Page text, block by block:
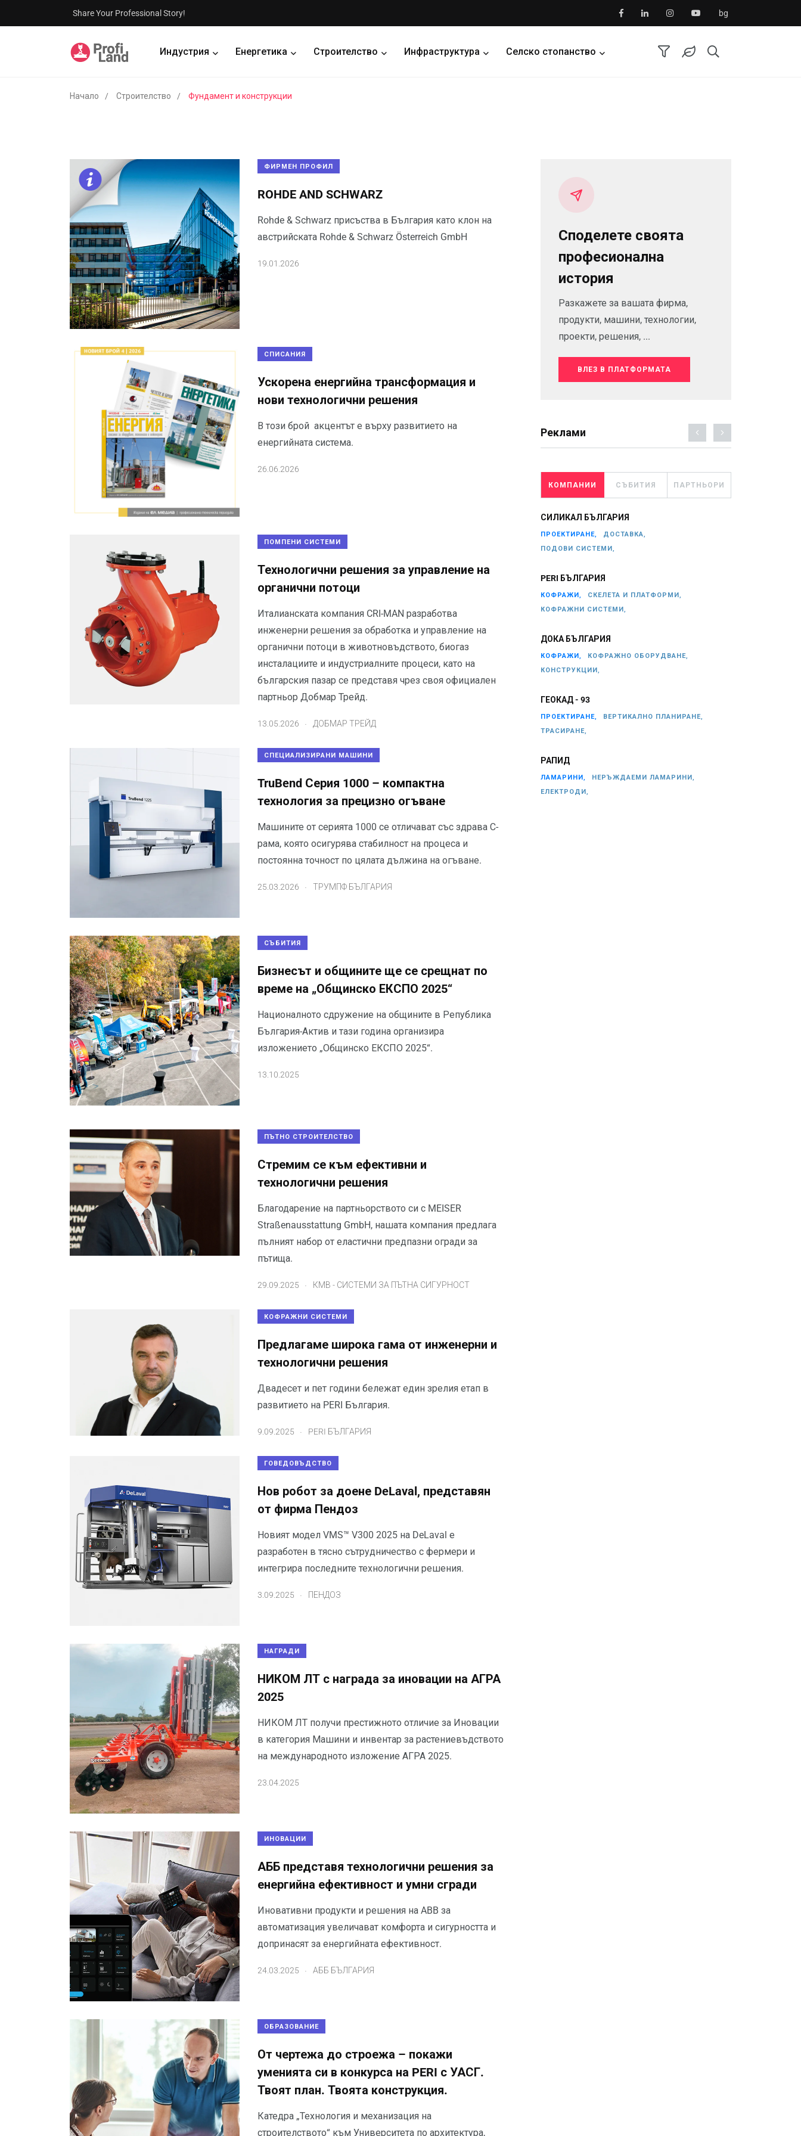
Share Your Professional Story! bg
Индустрия Енергетика Строителство Инфраструктура Селско стопанство
Начало Строителство Фундамент и конструкции
ФИРМЕН ПРОФИЛ
ROHDE AND SCHWARZ
Rohde & Schwarz присъства в България като клон на
австрийската Rohde & Schwarz Österreich GmbH
19.01.2026
СПИСАНИЯ
Ускорена енергийна трансформация и
нови технологични решения
В този брой акцентът е върху развитието на
енергийната система.
26.06.2026
ПОМПЕНИ СИСТЕМИ
Технологични решения за управление на
органични потоци
Италианската компания CRI-MAN разработва
инженерни решения за обработка и управление на
органични потоци в животновъдството, биогаз
инсталациите и индустриалните процеси, като на
българския пазар се представя чрез своя официален
партньор Добмар Трейд.
13.05.2026 ДОБМАР ТРЕЙД
СПЕЦИАЛИЗИРАНИ МАШИНИ
TruBend Серия 1000 – компактна
технология за прецизно огъване
Машините от серията 1000 се отличават със здрава С-
рама, която осигурява стабилност на процеса и
постоянна точност по цялата дължина на огъване.
25.03.2026 ТРУМПФ БЪЛГАРИЯ
СЪБИТИЯ
Бизнесът и общините ще се срещнат по
време на „Общинско ЕКСПО 2025“
Националното сдружение на общините в Република
България-Актив и тази година организира
изложението „Общинско ЕКСПО 2025“.
13.10.2025
ПЪТНО СТРОИТЕЛСТВО
Стремим се към ефективни и
технологични решения
Благодарение на партньорството си с MEISER
Straßenausstattung GmbH, нашата компания предлага
пълният набор от еластични предпазни огради за
пътища.
29.09.2025 КМВ - СИСТЕМИ ЗА ПЪТНА СИГУРНОСТ
КОФРАЖНИ СИСТЕМИ
Предлагаме широка гама от инженерни и
технологични решения
Двадесет и пет години бележат един зрелия етап в
развитието на PERI България.
9.09.2025 PERI БЪЛГАРИЯ
ГОВЕДОВЪДСТВО
Нов робот за доене DeLaval, представян
от фирма Пендоз
Новият модел VMS™ V300 2025 на DeLaval е
разработен в тясно сътрудничество с фермери и
интегрира последните технологични решения.
3.09.2025 ПЕНДОЗ
НАГРАДИ
НИКОМ ЛТ с награда за иновации на АГРА
2025
НИКОМ ЛТ получи престижното отличие за Иновации
в категория Машини и инвентар за растениевъдството
на международното изложение АГРА 2025.
23.04.2025
ИНОВАЦИИ
АББ представя технологични решения за
енергийна ефективност и умни сгради
Иновативни продукти и решения на ABB за
автоматизация увеличават комфорта и сигурността и
допринасят за енергийната ефективност.
24.03.2025 АББ БЪЛГАРИЯ
ОБРАЗОВАНИЕ
От чертежа до строежа – покажи
уменията си в конкурса на PERI с УАСГ.
Твоят план. Твоята конструкция.
Катедра „Технология и механизация на
строителството“ към Университета по архитектура,
Споделете своята
професионална
история
Разкажете за вашата фирма,
продукти, машини, технологии,
проекти, решения, ...
ВЛЕЗ В ПЛАТФОРМАТА
Реклами
КОМПАНИИ СЪБИТИЯ ПАРТНЬОРИ
СИЛИКАЛ БЪЛГАРИЯ
ПРОЕКТИРАНЕ,
ДОСТАВКА,
ПОДОВИ СИСТЕМИ,
PERI БЪЛГАРИЯ
КОФРАЖИ,
СКЕЛЕТА И ПЛАТФОРМИ,
КОФРАЖНИ СИСТЕМИ,
ДОКА БЪЛГАРИЯ
КОФРАЖИ,
КОФРАЖНО ОБОРУДВАНЕ,
КОНСТРУКЦИИ,
ГЕОКАД - 93
ПРОЕКТИРАНЕ,
ВЕРТИКАЛНО ПЛАНИРАНЕ,
ТРАСИРАНЕ,
РАПИД
ЛАМАРИНИ,
НЕРЪЖДАЕМИ ЛАМАРИНИ,
ЕЛЕКТРОДИ,